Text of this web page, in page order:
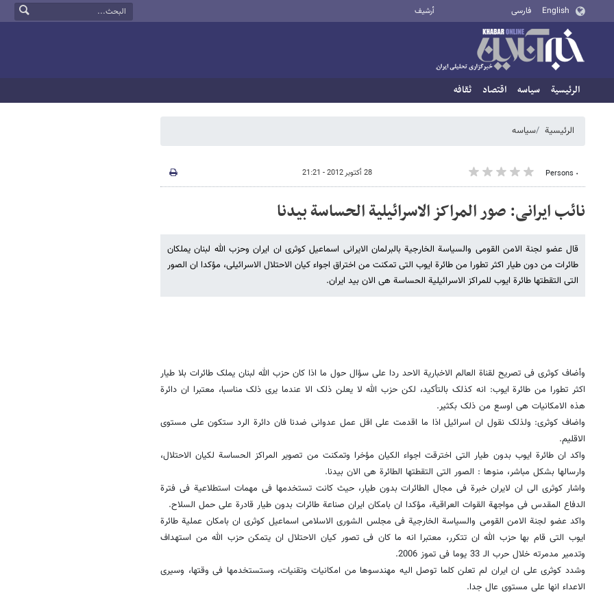
English فارسی أرشيف
الرئيسية سیاسه اقتصاد ثقافه
الرئيسية سیاسه
٠ Persons 28 أكتوبر 2012 - 21:21
نائب ایرانی: صور المراکز الاسرائیلیة الحساسة بیدنا
قال عضو لجنة الامن القومی والسیاسة الخارجیة بالبرلمان الایرانی اسماعیل کوثری ان ایران وحزب الله لبنان یملکان
طائرات من دون طیار اکثر تطورا من طائرة ایوب التی تمکنت من اختراق اجواء کیان الاحتلال الاسرائیلی، مؤکدا ان الصور
التی التقطتها طائرة ایوب للمراکز الاسرائیلیة الحساسة هی الان بید ایران.
وأضاف کوثری فی تصریح لقناة العالم الاخباریة الاحد ردا على سؤال حول ما اذا کان حزب الله لبنان یملک طائرات بلا طیار
اکثر تطورا من طائرة ایوب: انه کذلک بالتأکید، لکن حزب الله لا یعلن ذلک الا عندما یرى ذلک مناسبا، معتبرا ان دائرة
هذه الامکانیات هی اوسع من ذلک بکثیر.
واضاف کوثری: ولذلک نقول ان اسرائیل اذا ما اقدمت على اقل عمل عدوانی ضدنا فان دائرة الرد ستکون على مستوى
الاقلیم.
واکد ان طائرة ایوب بدون طیار التی اخترقت اجواء الکیان مؤخرا وتمکنت من تصویر المراکز الحساسة لکیان الاحتلال،
وارسالها بشکل مباشر، منوها : الصور التی التقطتها الطائرة هی الان بیدنا.
واشار کوثری الى ان لایران خبرة فی مجال الطائرات بدون طیار، حیث کانت تستخدمها فی مهمات استطلاعیة فی فترة
الدفاع المقدس فی مواجهة القوات العراقیة، مؤکدا ان بامکان ایران صناعة طائرات بدون طیار قادرة على حمل السلاح.
واکد عضو لجنة الامن القومی والسیاسة الخارجیة فی مجلس الشورى الاسلامی اسماعیل کوثری ان بامکان عملیة طائرة
ایوب التی قام بها حزب الله ان تتکرر، معتبرا انه ما کان فی تصور کیان الاحتلال ان یتمکن حزب الله من استهداف
وتدمیر مدمرته خلال حرب الـ 33 یوما فی تموز 2006.
وشدد کوثری على ان ایران لم تعلن کلما توصل الیه مهندسوها من امکانیات وتقنیات، وستستخدمها فی وقتها، وسیرى
الاعداء انها على مستوى عال جدا.